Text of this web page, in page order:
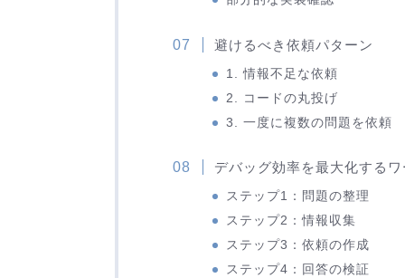
避けるべき依頼パターン
1. 情報不足な依頼
2. コードの丸投げ
3. 一度に複数の問題を依頼
デバッグ効率を最大化する
ステップ1：問題の整理
ステップ2：情報収集
ステップ3：依頼の作成
ステップ4：回答の検証